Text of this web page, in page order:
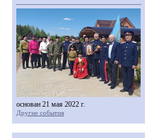
основан 21 мая 2022 г.
Другие события